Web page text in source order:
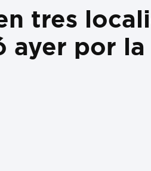
tres
ayer por